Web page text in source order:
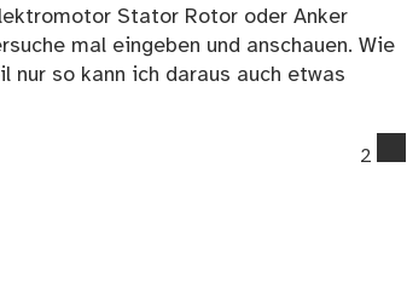
Stator Rotor oder Anker
mal eingeben und anschauen. Wie
nur so kann ich daraus auch etwas
2